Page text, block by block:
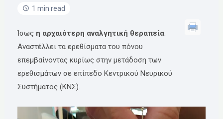
1 min read
Ίσως η αρχαιότερη αναλγητική θεραπεία.
Αναστέλλει τα ερεθίσματα του πόνου
επεμβαίνοντας κυρίως στην μετάδοση των
ερεθισμάτων σε επίπεδο Κεντρικού Νευρικού
Συστήματος (ΚΝΣ).